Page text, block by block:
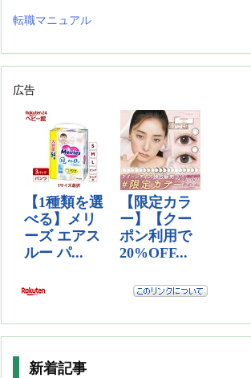
転職マニュアル
広告
新着記事